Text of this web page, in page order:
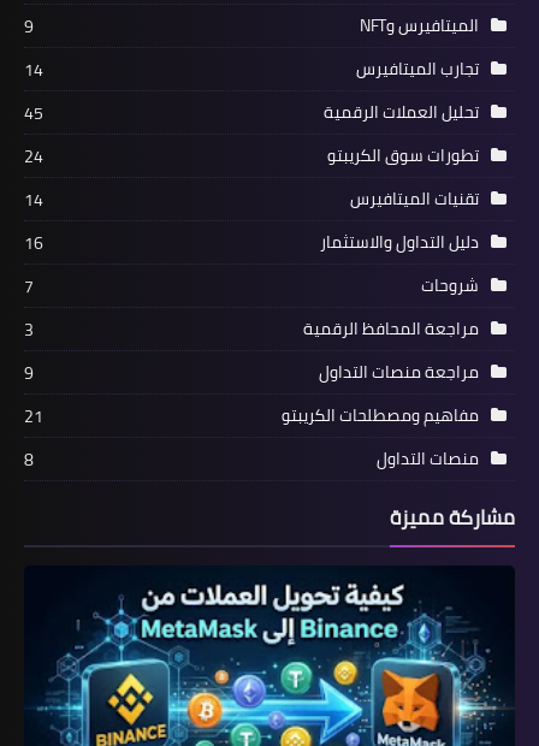
الميتافيرس وNFT
9
تجارب الميتافيرس
14
تحليل العملات الرقمية
45
تطورات سوق الكريبتو
24
تقنيات الميتافيرس
14
دليل التداول والاستثمار
16
شروحات
7
مراجعة المحافظ الرقمية
3
مراجعة منصات التداول
9
مفاهيم ومصطلحات الكريبتو
21
منصات التداول
8
مشاركة مميزة